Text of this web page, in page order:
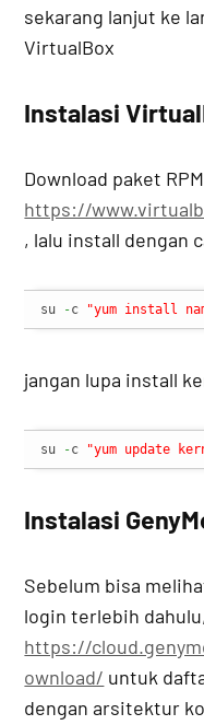
sekarang lanjut ke
VirtualBox
Instalasi
Download paket
https://
, lalu install dengan
su -c "yum install
jangan lupa install
su -c "yum update
Instalasi
Sebelum bisa
login terlebih
https://
ownload/ untuk
dengan arsitektur